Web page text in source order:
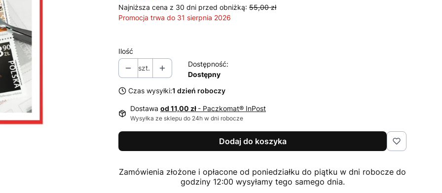
Najniższa cena z 30 dni przed obniżką: 55,00 zł
Promocja trwa do 31 sierpnia 2026
Ilość
szt.
Dostępność:
Dostępny
Czas wysyłki:1 dzień roboczy
Dostawa od 11,00 zł - Paczkomat® InPost
Wysyłka ze sklepu do 24h w dni robocze
Dodaj do koszyka
Zamówienia złożone i opłacone od poniedziałku do piątku w dni robocze do
godziny 12:00 wysyłamy tego samego dnia.